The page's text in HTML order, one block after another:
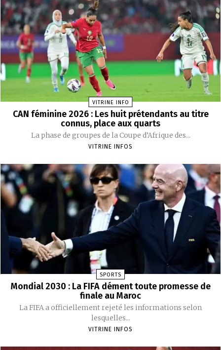
VITRINE INFO
CAN féminine 2026 : Les huit prétendants au titre
connus, place aux quarts
La phase de groupes de la Coupe d’Afrique des...
VITRINE INFOS
SPORTS
Mondial 2030 : La FIFA dément toute promesse de
finale au Maroc
La FIFA a officiellement rejeté les informations selon
lesquelles...
VITRINE INFOS